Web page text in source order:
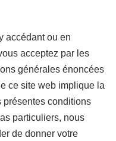
accédant ou en
acceptez par les
générales énoncées
ce site web implique la
présentes conditions
particuliers, nous
de donner votre